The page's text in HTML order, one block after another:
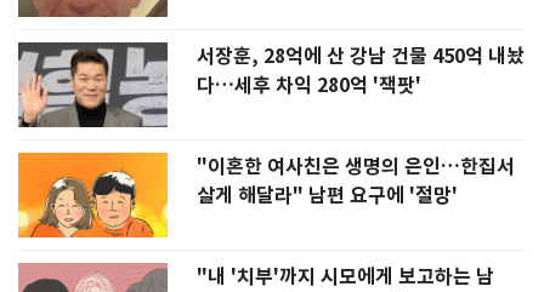
서장훈, 28억에 산 강남 건물 450억 내놨
다…세후 차익 280억 '잭팟'
"이혼한 여사친은 생명의 은인…한집서
살게 해달라" 남편 요구에 '절망'
"내 '치부'까지 시모에게 보고하는 남